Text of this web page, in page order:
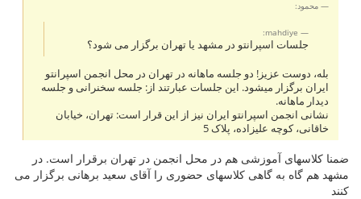
محمود:
mahdiye:
جلسات اسپرانتو در مشهد یا تهران برگزار می شود؟
بله، دوست عزیز! دو جلسه ماهانه در تهران در محل انجمن اسپرانتو
ایران برگزار میشود. این جلسات عبارتند از: جلسه سخنرانی و جلسه
دیدار ماهانه.
نشانی انجمن اسپرانتو ایران نیز از این قرار است: تهران، خیابان
خاقانی، کوچه علیزاده، پلاک 5
ضمنا کلاسهای آموزشی هم در محل انجمن در تهران برقرار است. در
مشهد هم گاه به گاهی کلاسهای حضوری را آقای سعید برهانی برگزار می
کنند